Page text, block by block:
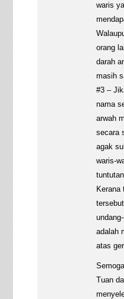
waris
orang
darah
masih
#3 –
nama
arwah
secara
agak
waris-
Kerana
adalah
atas
Tuan